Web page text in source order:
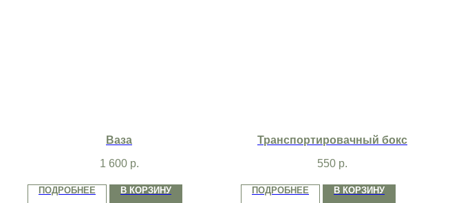
Ваза
1 600 р.
ПОДРОБНЕЕ В КОРЗИНУ
Транспортировачный бокс
550 р.
ПОДРОБНЕЕ В КОРЗИНУ